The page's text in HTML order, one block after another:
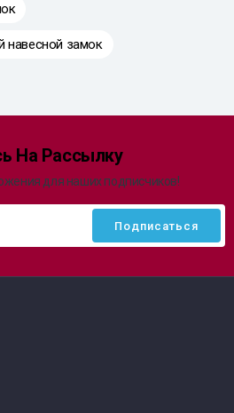
навесной замок
На Рассылку
для наших подписчиков!